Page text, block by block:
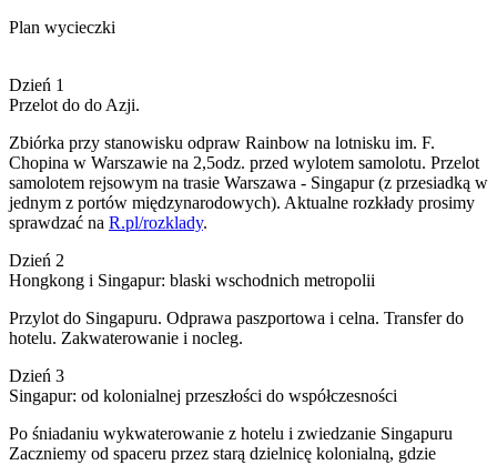
Plan wycieczki
Dzień 1
Przelot do do Azji.
Zbiórka przy stanowisku odpraw Rainbow na lotnisku im. F.
Chopina w Warszawie na 2,5odz. przed wylotem samolotu. Przelot
samolotem rejsowym na trasie Warszawa - Singapur (z przesiadką w
jednym z portów międzynarodowych). Aktualne rozkłady prosimy
sprawdzać na R.pl/rozklady.
Dzień 2
Hongkong i Singapur: blaski wschodnich metropolii
Przylot do Singapuru. Odprawa paszportowa i celna. Transfer do
hotelu. Zakwaterowanie i nocleg.
Dzień 3
Singapur: od kolonialnej przeszłości do współczesności
Po śniadaniu wykwaterowanie z hotelu i zwiedzanie Singapuru
Zaczniemy od spaceru przez starą dzielnicę kolonialną, gdzie